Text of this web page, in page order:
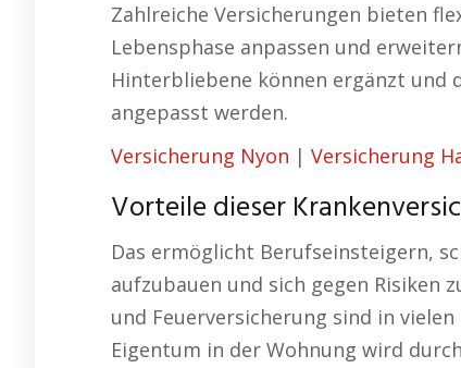
Zahlreiche Versicherungen bieten
Lebensphase anpassen und
Hinterbliebene können ergänzt und
angepasst werden.
Versicherung Nyon | Versicherung
Vorteile dieser
Das ermöglicht Berufseinsteigern,
aufzubauen und sich gegen Risiken
und Feuerversicherung sind in
Eigentum in der Wohnung wird